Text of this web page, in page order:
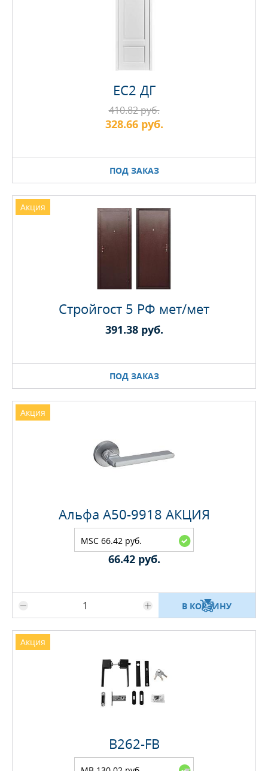
EC2 ДГ
ПОД ЗАКАЗ
410.82 руб.
328.66 руб.
Акция
Стройгост 5 РФ мет/мет
ПОД ЗАКАЗ
391.38 руб.
Акция
Альфа A50-9918 АКЦИЯ
MSC 66.42 руб.
В КОРЗИНУ
66.42 руб.
Акция
B262-FB